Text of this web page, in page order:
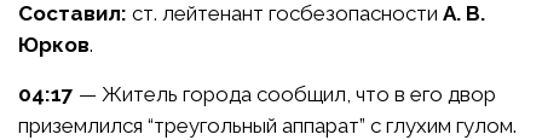
Составил: ст. лейтенант госбезопасности А. В.
Юрков.
04:17 — Житель города сообщил, что в его двор
приземлился “треугольный аппарат” с глухим гулом.